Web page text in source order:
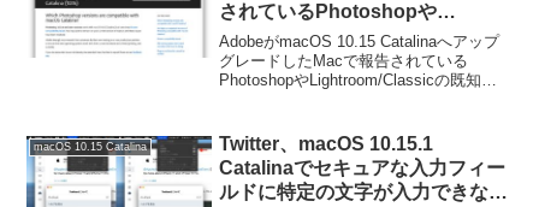
されているPhotoshopや
Lightroom/Classicの既知の不具
合を公開。
AdobeがmacOS 10.15 Catalinaへアップ
グレードしたMacで報告されている
PhotoshopやLightroom/Classicの既知の
macOS 10.15 Catalina
Twitter、macOS 10.15.1
Catalinaでセキュアな入力フィー
ルドに特定の文字が入力できない